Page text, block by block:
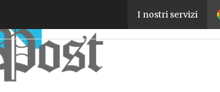
I nostri servizi
Contro lo spettro